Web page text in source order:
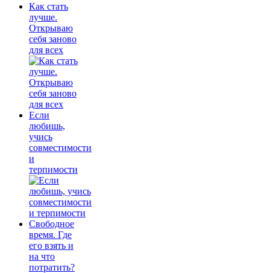
Как стать
лучше.
Открываю
себя заново
для всех
Если
любишь,
учись
совместимости
и
терпимости
Свободное
время. Где
его взять и
на что
потратить?